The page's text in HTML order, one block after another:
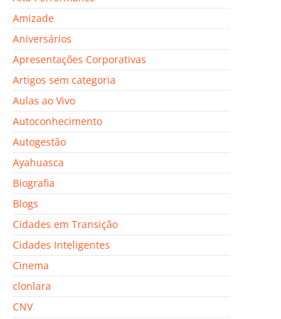
Amizade
Aniversários
Apresentações Corporativas
Artigos sem categoria
Aulas ao Vivo
Autoconhecimento
Autogestão
Ayahuasca
Biografia
Blogs
Cidades em Transição
Cidades Inteligentes
Cinema
clonlara
CNV